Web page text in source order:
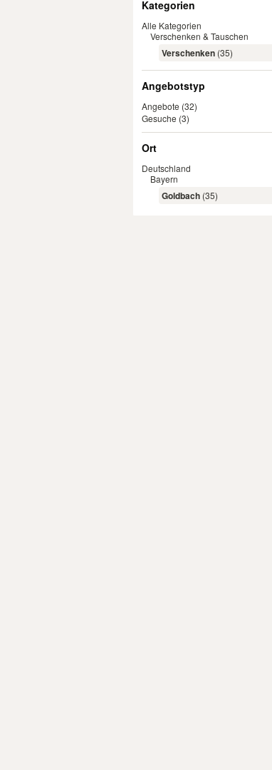
Kategorien
Alle Kategorien
Verschenken & Tauschen
Verschenken (35)
Angebotstyp
Angebote (32)
Gesuche (3)
Ort
Deutschland
Bayern
Goldbach (35)